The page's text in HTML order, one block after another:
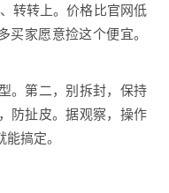
转转上。价格比官网低
家愿意捡这个便宜。
。第二，别拆封，保持
防扯皮。据观察，操作
搞定。